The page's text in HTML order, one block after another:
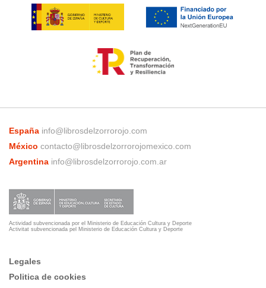
España info@librosdelzorrorojo.com
México contacto@librosdelzorrorojomexico.com
Argentina info@librosdelzorrorojo.com.ar
Actividad subvencionada por el Ministerio de Educación Cultura y Deporte
Activitat subvencionada pel Ministerio de Educación Cultura y Deporte
Legales
Politica de cookies